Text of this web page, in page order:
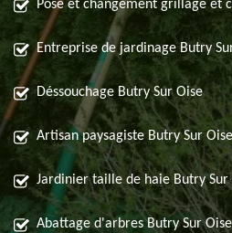
Pose et changement grillage et
Entreprise de jardinage Butry
Déssouchage Butry Sur Oise
Artisan paysagiste Butry Sur Oise
Jardinier taille de haie Butry Sur
Abattage d'arbres Butry Sur Oise